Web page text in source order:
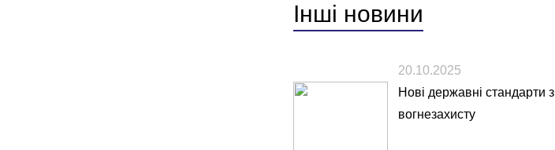
Інші новини
20.10.2025
Нові державні стандарти з
вогнезахисту